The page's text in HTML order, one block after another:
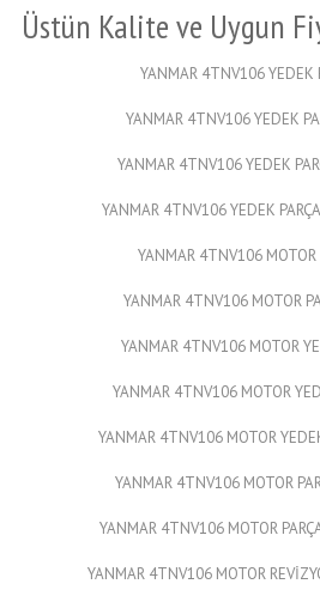
Üstün Kalite ve Uygun
YANMAR 4TNV106 YEDEK
YANMAR 4TNV106 YEDEK
YANMAR 4TNV106 YEDEK
YANMAR 4TNV106 YEDEK
YANMAR 4TNV106 MOTOR
YANMAR 4TNV106 MOTOR
YANMAR 4TNV106 MOTOR
YANMAR 4TNV106 MOTOR
YANMAR 4TNV106 MOTOR
YANMAR 4TNV106 MOTOR
YANMAR 4TNV106 MOTOR
YANMAR 4TNV106 MOTOR